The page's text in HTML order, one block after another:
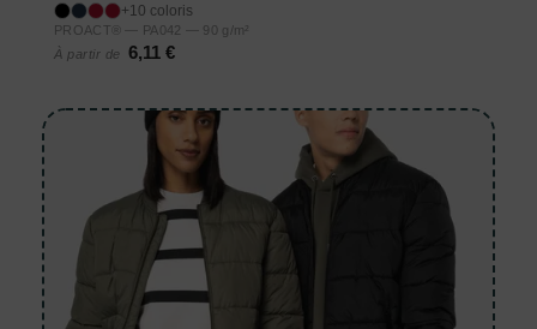
+10 coloris
PROACT® — PA042 — 90 g/m²
À partir de
6,11 €